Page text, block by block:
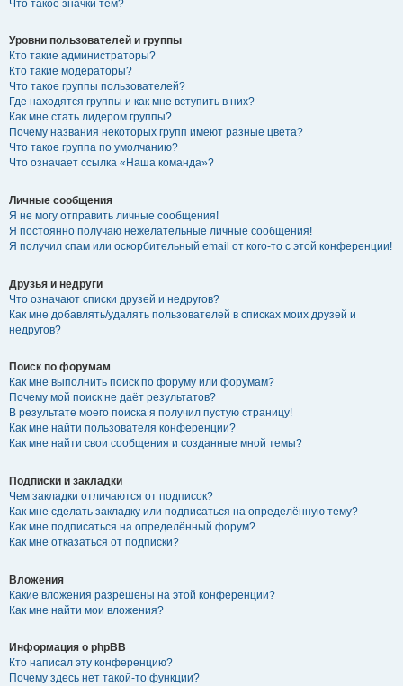
Что такое значки тем?
Уровни пользователей и группы
Кто такие администраторы?
Кто такие модераторы?
Что такое группы пользователей?
Где находятся группы и как мне вступить в них?
Как мне стать лидером группы?
Почему названия некоторых групп имеют разные цвета?
Что такое группа по умолчанию?
Что означает ссылка «Наша команда»?
Личные сообщения
Я не могу отправить личные сообщения!
Я постоянно получаю нежелательные личные сообщения!
Я получил спам или оскорбительный email от кого-то с этой конференции!
Друзья и недруги
Что означают списки друзей и недругов?
Как мне добавлять/удалять пользователей в списках моих друзей и
недругов?
Поиск по форумам
Как мне выполнить поиск по форуму или форумам?
Почему мой поиск не даёт результатов?
В результате моего поиска я получил пустую страницу!
Как мне найти пользователя конференции?
Как мне найти свои сообщения и созданные мной темы?
Подписки и закладки
Чем закладки отличаются от подписок?
Как мне сделать закладку или подписаться на определённую тему?
Как мне подписаться на определённый форум?
Как мне отказаться от подписки?
Вложения
Какие вложения разрешены на этой конференции?
Как мне найти мои вложения?
Информация о phpBB
Кто написал эту конференцию?
Почему здесь нет такой-то функции?